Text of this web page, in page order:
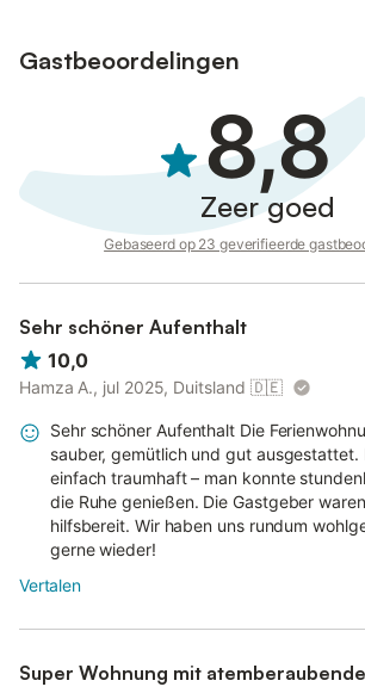
Gastbeoordelingen
8,8
Zeer goed
Gebaseerd op 23 geverifieerde
Sehr schöner Aufenthalt
10,0
Hamza A., jul 2025, Duitsland 🇩🇪
Sehr schöner Aufenthalt Die
sauber, gemütlich und gut ausgestattet.
einfach traumhaft – man konnte
die Ruhe genießen. Die Gastgeber
hilfsbereit. Wir haben uns rundum
gerne wieder!
Vertalen
Super Wohnung mit